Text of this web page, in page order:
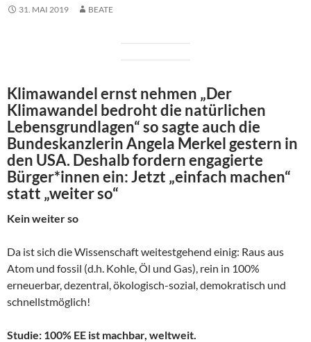
31. MAI 2019 BEATE
Klimawandel ernst nehmen „Der
Klimawandel bedroht die natürlichen
Lebensgrundlagen“ so sagte auch die
Bundeskanzlerin Angela Merkel gestern in
den USA. Deshalb fordern engagierte
Bürger*innen ein: Jetzt „einfach machen“
statt „weiter so“
Kein weiter so
Da ist sich die Wissenschaft weitestgehend einig: Raus aus
Atom und fossil (d.h. Kohle, Öl und Gas), rein in 100%
erneuerbar, dezentral, ökologisch-sozial, demokratisch und
schnellstmöglich!
Studie: 100% EE ist machbar, weltweit.